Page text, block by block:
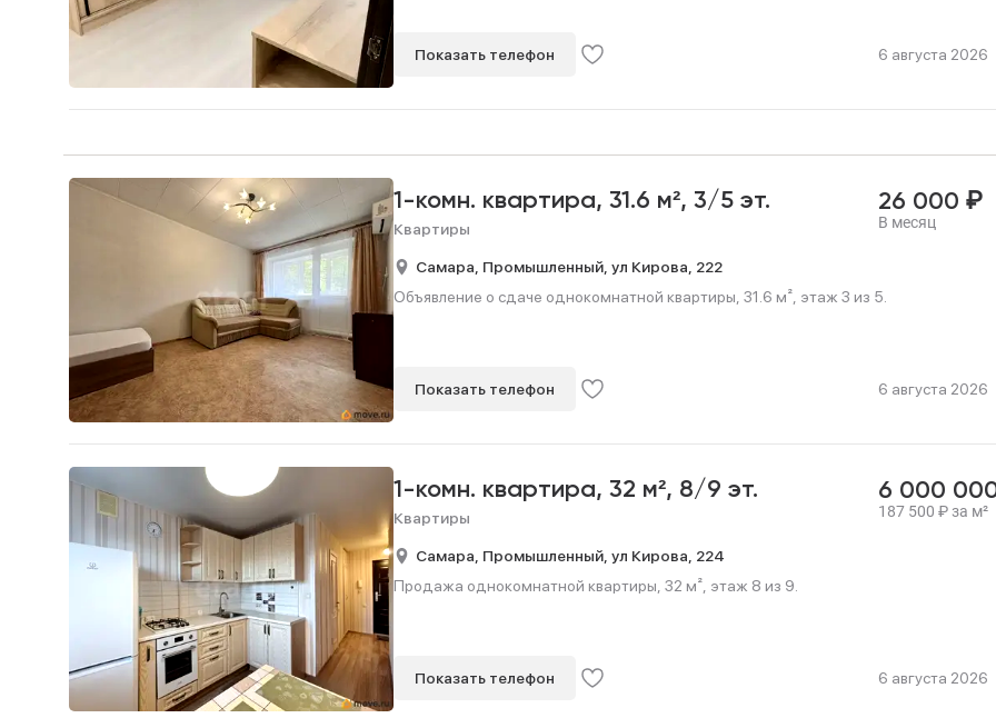
Показать телефон 6 августа 2026
1-комн. квартира, 31.6 м², 3/5 эт.
Квартиры
26 000 ₽
В месяц
Самара, Промышленный, ул Кирова, 222
Объявление о сдаче однокомнатной квартиры, 31.6 м², этаж 3 из 5.
Показать телефон 6 августа 2026
1-комн. квартира, 32 м², 8/9 эт.
Квартиры
6 000
187 500 ₽за м²
Самара, Промышленный, ул Кирова, 224
Продажа однокомнатной квартиры, 32 м², этаж 8 из 9.
Показать телефон 6 августа 2026